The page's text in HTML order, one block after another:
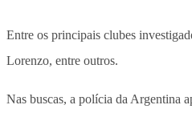
Entre os principais clubes
Lorenzo, entre outros.
Nas buscas, a polícia da Argentina